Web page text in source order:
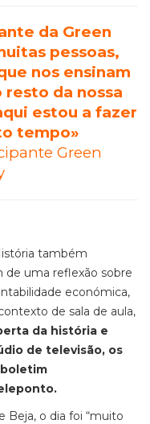
da Green
pessoas,
nos ensinam
da nossa
estou a fazer
tempo»
Green
também
de uma reflexão sobre
económica,
de sala de aula,
da história e
de televisão, os
Beja, o dia foi “muito